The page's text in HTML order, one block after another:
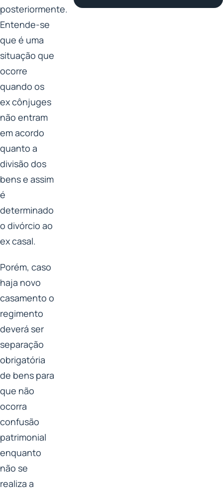
posteriormente.
Entende-se
que é uma
situação que
ocorre
quando os
ex cônjuges
não entram
em acordo
quanto a
divisão dos
bens e assim
é
determinado
o divórcio ao
ex casal.
Porém, caso
haja novo
casamento o
regimento
deverá ser
separação
obrigatória
de bens para
que não
ocorra
confusão
patrimonial
enquanto
não se
realiza a